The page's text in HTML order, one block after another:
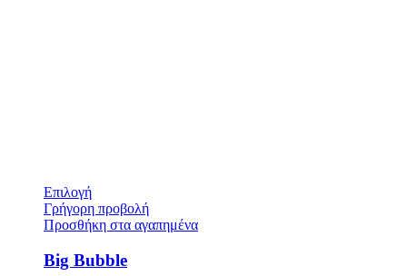
Επιλογή
Γρήγορη προβολή
Προσθήκη στα αγαπημένα
Big Bubble